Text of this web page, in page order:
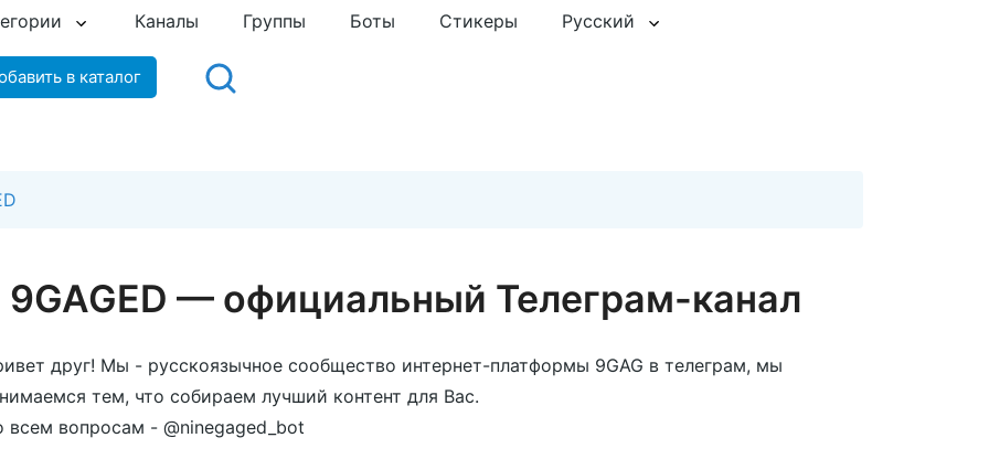
Каналы Группы Боты Стикеры Русский
в каталог
9GAGED — официальный Телеграм-канал
друг! Мы - русскоязычное сообщество интернет-платформы 9GAG в телеграм, мы
тем, что собираем лучший контент для Вас.
всем вопросам - @ninegaged_bot